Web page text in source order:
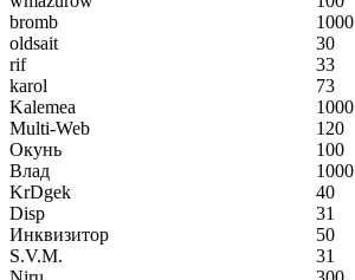
bromb
1000
oldsait
30
rif
33
karol
73
Kalemea
1000
Multi-Web
120
Окунь
100
Влад
1000
KrDgek
40
Disp
31
Инквизитор
50
S.V.M.
31